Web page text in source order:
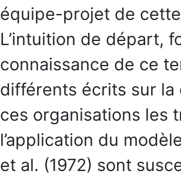
équipe-projet de
L’intuition de départ,
connaissance de ce
différents écrits sur la
ces organisations les
l’application du
et al. (1972) sont